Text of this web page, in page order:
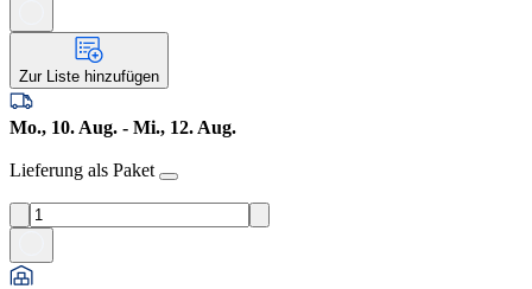
Zur Liste hinzufügen
Mo., 10. Aug. - Mi., 12. Aug.
Lieferung als Paket